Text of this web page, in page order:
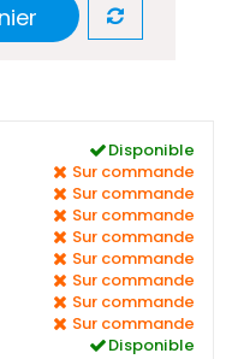
Disponible
Sur commande
Sur commande
Sur commande
Sur commande
Sur commande
Sur commande
Sur commande
Sur commande
Disponible